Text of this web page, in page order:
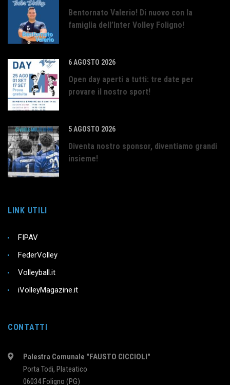
Bentornato Valerio! Di nuovo con la
famiglia dell’Inter Volley Foligno!
6 AGOSTO 2026
Open day aperti a tutti: tre date per
provare il nostro sport!
5 AGOSTO 2026
Diventa nostro sponsor, diventiamo grandi
insieme!
LINK UTILI
FIPAV
FederVolley
Volleyball.it
iVolleyMagazine.it
CONTATTI
Palestra Comunale "FAUSTO CICCIOLI"
Porta Todi, Plateatico
06034 Foligno (PG)